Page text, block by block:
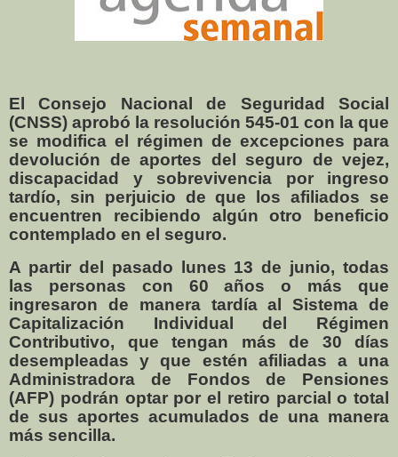
El Consejo Nacional de Seguridad Social
(CNSS) aprobó la resolución 545-01 con la que
se modifica el régimen de excepciones para
devolución de aportes del seguro de vejez,
discapacidad y sobrevivencia por ingreso
tardío, sin perjuicio de que los afiliados se
encuentren recibiendo algún otro beneficio
contemplado en el seguro.
A partir del pasado lunes 13 de junio, todas
las personas con 60 años o más que
ingresaron de manera tardía al Sistema de
Capitalización Individual del Régimen
Contributivo, que tengan más de 30 días
desempleadas y que estén afiliadas a una
Administradora de Fondos de Pensiones
(AFP) podrán optar por el retiro parcial o total
de sus aportes acumulados de una manera
más sencilla.